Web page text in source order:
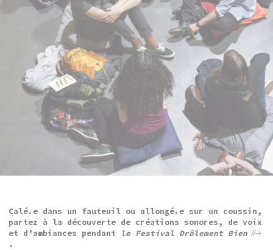
Calé.e dans un fauteuil ou allongé.e sur un coussin,
partez à la découverte de créations sonores, de voix
et d’ambiances pendant le Festival Drôlement Bien
.